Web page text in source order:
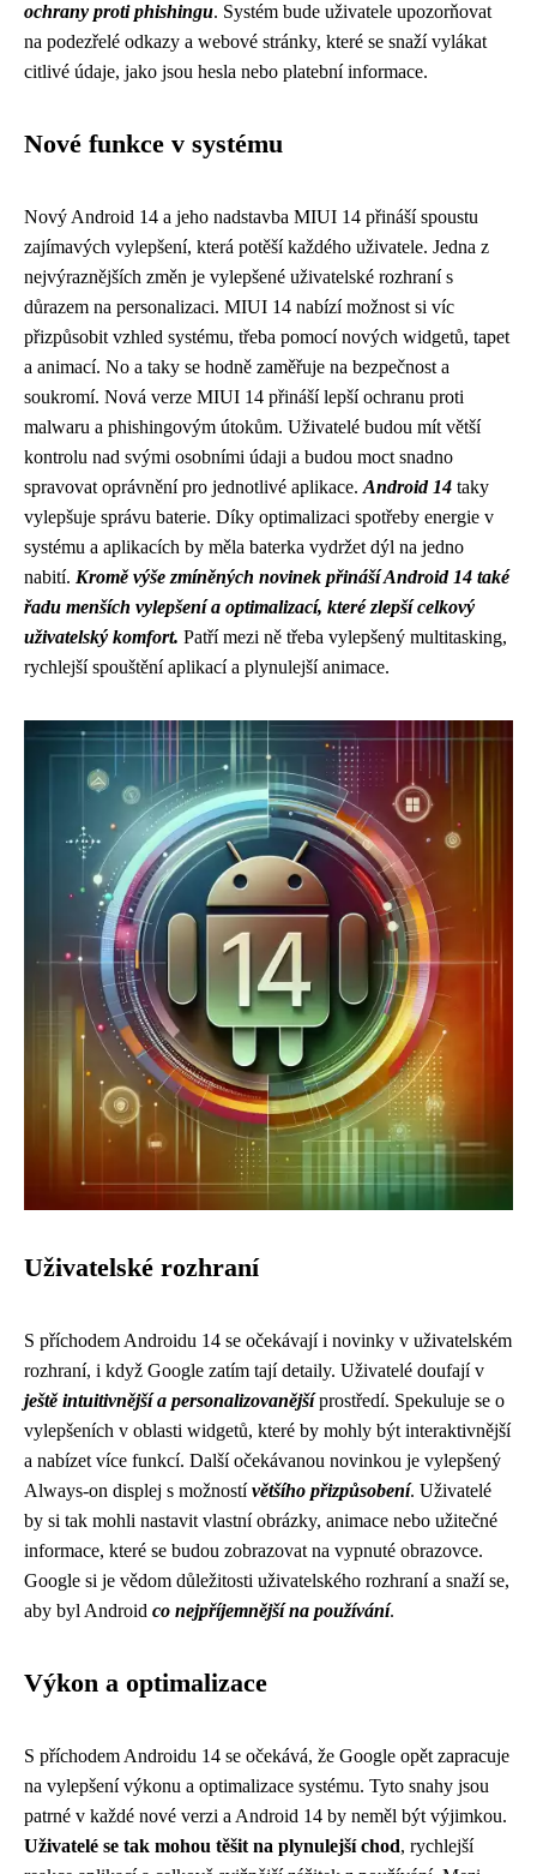
ochrany proti phishingu. Systém bude uživatele upozorňovat
na podezřelé odkazy a webové stránky, které se snaží vylákat
citlivé údaje, jako jsou hesla nebo platební informace.
Nové funkce v systému
Nový Android 14 a jeho nadstavba MIUI 14 přináší spoustu
zajímavých vylepšení, která potěší každého uživatele. Jedna z
nejvýraznějších změn je vylepšené uživatelské rozhraní s
důrazem na personalizaci. MIUI 14 nabízí možnost si víc
přizpůsobit vzhled systému, třeba pomocí nových widgetů, tapet
a animací. No a taky se hodně zaměřuje na bezpečnost a
soukromí. Nová verze MIUI 14 přináší lepší ochranu proti
malwaru a phishingovým útokům. Uživatelé budou mít větší
kontrolu nad svými osobními údaji a budou moct snadno
spravovat oprávnění pro jednotlivé aplikace. Android 14 taky
vylepšuje správu baterie. Díky optimalizaci spotřeby energie v
systému a aplikacích by měla baterka vydržet dýl na jedno
nabití. Kromě výše zmíněných novinek přináší Android 14 také
řadu menších vylepšení a optimalizací, které zlepší celkový
uživatelský komfort. Patří mezi ně třeba vylepšený multitasking,
rychlejší spouštění aplikací a plynulejší animace.
Uživatelské rozhraní
S příchodem Androidu 14 se očekávají i novinky v uživatelském
rozhraní, i když Google zatím tají detaily. Uživatelé doufají v
ještě intuitivnější a personalizovanějšíprostředí. Spekuluje se o
vylepšeních v oblasti widgetů, které by mohly být interaktivnější
a nabízet více funkcí. Další očekávanou novinkou je vylepšený
Always-on displej s možnostívětšího přizpůsobení. Uživatelé
by si tak mohli nastavit vlastní obrázky, animace nebo užitečné
informace, které se budou zobrazovat na vypnuté obrazovce.
Google si je vědom důležitosti uživatelského rozhraní a snaží se,
aby byl Android co nejpříjemnější na používání.
Výkon a optimalizace
S příchodem Androidu 14 se očekává, že Google opět zapracuje
na vylepšení výkonu a optimalizace systému. Tyto snahy jsou
patrné v každé nové verzi a Android 14 by neměl být výjimkou.
Uživatelé se tak mohou těšit na plynulejší chod, rychlejší